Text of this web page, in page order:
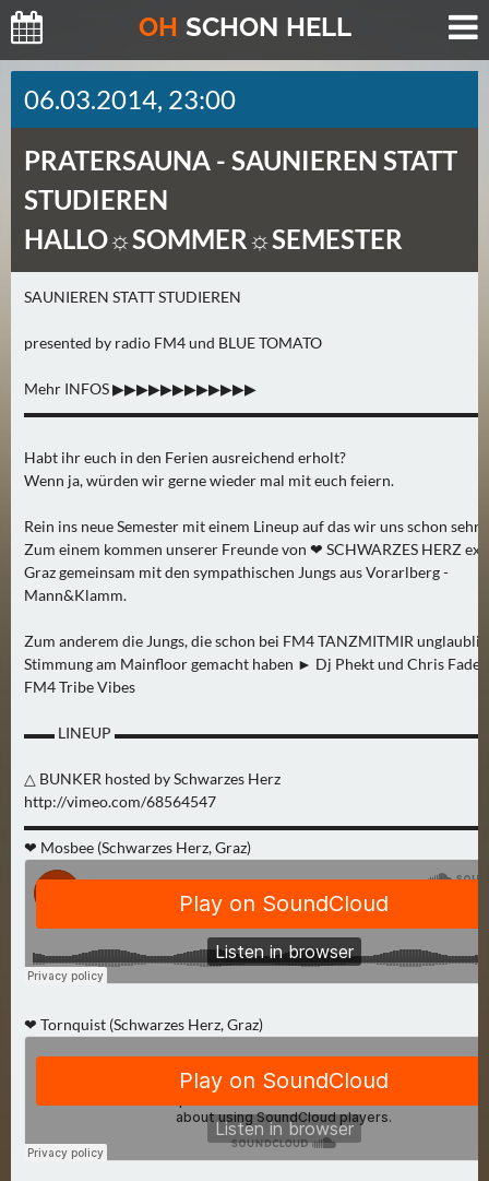
OH SCHON HELL
H
E
T
E
(
0
)
O
G
N
(
)
U
B
E
R
O
R
G
E
N
2
N
C
H
T
E
R
06.03.2014, 23:00
PRATERSAUNA - SAUNIEREN STATT
STUDIEREN
HALLO☼SOMMER☼SEMESTER
SAUNIEREN STATT STUDIEREN
presented by radio FM4 und BLUE TOMATO
Mehr INFOS ▶▶▶▶▶▶▶▶▶▶▶▶
Habt ihr euch in den Ferien ausreichend erholt?
Wenn ja, würden wir gerne wieder mal mit euch feiern.
Rein ins neue Semester mit einem Lineup auf das wir uns schon sehr
Zum einem kommen unserer Freunde von ❤︎ SCHWARZES HERZ
Graz gemeinsam mit den sympathischen Jungs aus Vorarlberg -
Mann&Klamm.
Zum anderem die Jungs, die schon bei FM4 TANZMITMIR
Stimmung am Mainfloor gemacht haben ► Dj Phekt und Chris
FM4 Tribe Vibes
▬▬ LINEUP
△ BUNKER hosted by Schwarzes Herz
http://vimeo.com/68564547
❤︎ Mosbee (Schwarzes Herz, Graz)
❤︎ Tornquist (Schwarzes Herz, Graz)